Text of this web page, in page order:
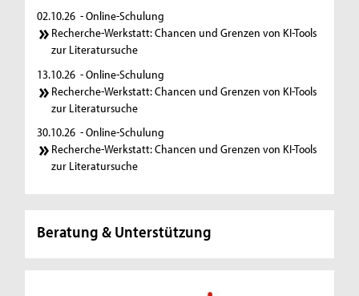
02.10.26 - Online-Schulung
Recherche-Werkstatt: Chancen und Grenzen von KI-Tools
zur Literatursuche
13.10.26 - Online-Schulung
Recherche-Werkstatt: Chancen und Grenzen von KI-Tools
zur Literatursuche
30.10.26 - Online-Schulung
Recherche-Werkstatt: Chancen und Grenzen von KI-Tools
zur Literatursuche
Beratung & Unterstützung